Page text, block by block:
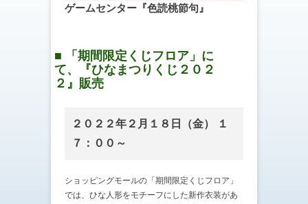
ゲームセンター『色読桃節句』
■ 「期間限定くじフロア」に
て、『ひなまつりくじ２０２
２』販売
２０２２年２月１８日（金） １
７：００～
ショッピングモールの「期間限定くじフロア」
では、ひな人形をモチーフにした新作衣装があ